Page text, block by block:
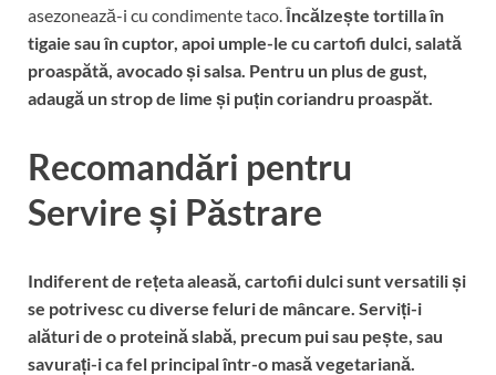
asezonează-i cu condimente taco.Încălzește tortilla în
tigaie sau în cuptor, apoi umple-le cu cartofi dulci, salată
proaspătă, avocado și salsa. Pentru un plus de gust,
adaugă un strop de lime și puțin coriandru proaspăt.
Recomandări pentru
Servire și Păstrare
Indiferent de rețeta aleasă, cartofii dulci sunt versatili și
se potrivesc cu diverse feluri de mâncare. Serviți-i
alături de o proteină slabă, precum pui sau pește, sau
savurați-i ca fel principal într-o masă vegetariană.